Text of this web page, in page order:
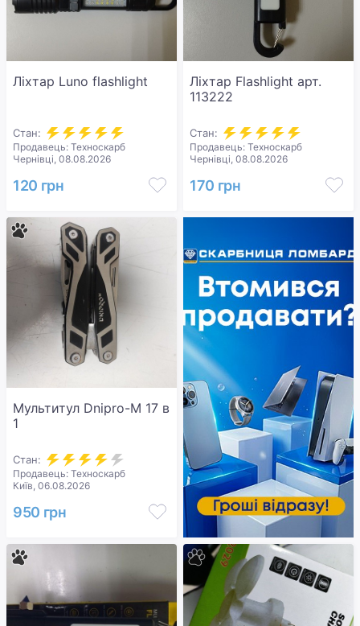
Ліхтар Luno flashlight
Стан:
Продавець: Техноскарб
Чернівці, 08.08.2026
120 грн
Ліхтар Flashlight арт.
113222
Стан:
Продавець: Техноскарб
Чернівці, 08.08.2026
170 грн
Мультитул Dnipro-M 17 в
1
Стан:
Продавець: Техноскарб
Київ, 06.08.2026
950 грн